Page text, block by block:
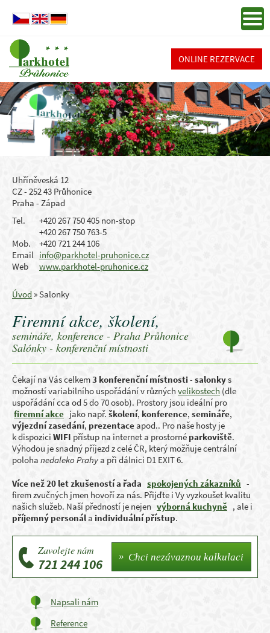
ONLINE REZERVACE
Uhříněveská 12
CZ - 252 43 Průhonice
Praha - Západ
Tel.
+420 267 750 405 non-stop
+420 267 750 763-5
Mob.
+420 721 244 106
Email info@parkhotel-pruhonice.cz
Web
www.parkhotel-pruhonice.cz
Úvod »Salonky
Firemní akce, školení,
semináře, konference - Praha Průhonice
Salónky - konferenční místnosti
Čekají na Vás celkem3 konferenční místnosti- salonkys
možností variabilního uspořádání v různých velikostech (dle
uspořádání cca od 5 do 70 osob). Prostory jsou ideální pro
firemní akce jako např. školení, konference, semináře,
výjezdní zasedání, prezentaceapod.. Pro naše hosty je
k dispozici WIFI přístup na internet a prostorné parkoviště.
Výhodou je snadný příjezd z celé ČR, který možňuje centrální
poloha nedaleko Prahya při dálnici D1 EXIT 6.
Více než 20 let zkušeností a řada spokojených zákazníků -
firem zvučných jmen hovoří za nás. Přijďte i Vy vyzkoušet kvalitu
našich služeb. Naší předností je nejen výborná kuchyně , ale i
příjemný personála individuální přístup.
Zavolejte nám
721 244 106 Chci nezávaznou kalkulaci
Napsali nám
Reference